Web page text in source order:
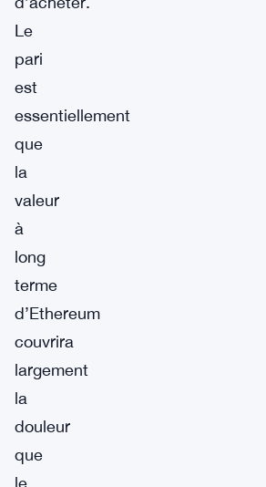
Le
pari
est
essentiellement
que
la
valeur
à
long
terme
d’Ethereum
couvrira
largement
la
douleur
que
le